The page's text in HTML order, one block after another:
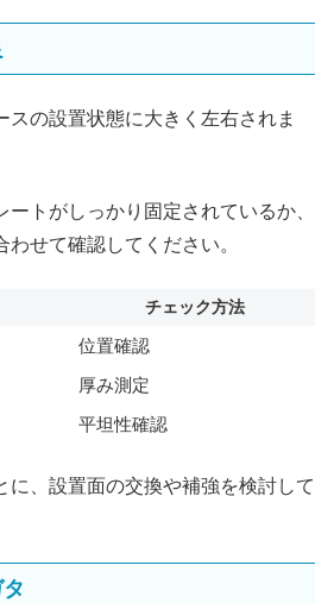
スの設置状態に大きく左右されま
ートがしっかり固定されているか、
せて確認してください。
チェック方法
位置確認
厚み測定
平坦性確認
に、設置面の交換や補強を検討して